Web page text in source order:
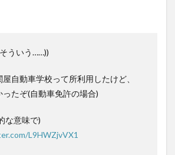
ういう……))
屋自動車学校って所利用したけど、
ったぞ(自動車免許の場合)
な意味で)
L9HWZjvVX1